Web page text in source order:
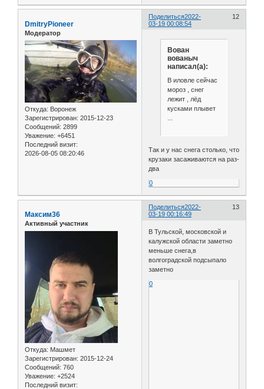
Поделиться 12
2022-
03-19 00:08:54
DmitryPioneer
Модератор
Откуда: Воронеж
Зарегистрирован: 2015-12-23
Сообщений: 2899
Уважение: +6451
Последний визит:
2026-08-05 08:20:46
Вован
вованыч
написал(а):
В иловле сейчас
мороз , снег
лежит , лёд
кусками плывет
Так и у нас снега столько, что
крузаки засаживаются на раз-
два
0
Поделиться 13
2022-
03-19 00:16:49
Максим36
Активный участник
Откуда: Машмет
Зарегистрирован: 2015-12-24
Сообщений: 760
Уважение: +2524
Последний визит:
В Тульской, московской и
калужской области заметно
меньше снега,в
волгоградской подсыпало
заметно
0